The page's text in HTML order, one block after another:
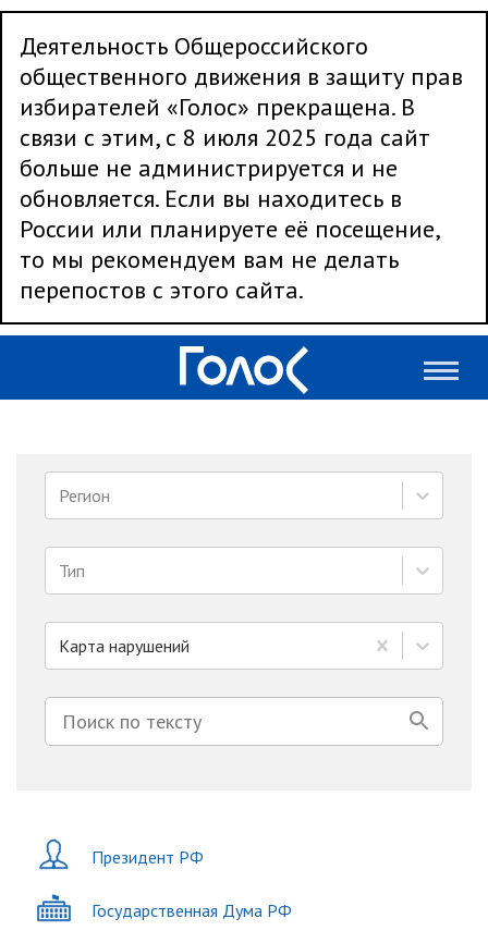
Деятельность Общероссийского
общественного движения в защиту прав
избирателей «Голос» прекращена. В
связи с этим, с 8 июля 2025 года сайт
больше не администрируется и не
обновляется. Если вы находитесь в
России или планируете её посещение,
то мы рекомендуем вам не делать
перепостов с этого сайта.
Регион
Тип
Карта нарушений
Президент РФ
Государственная Дума РФ